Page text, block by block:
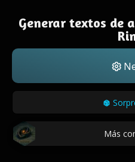
Generar textos de
Más